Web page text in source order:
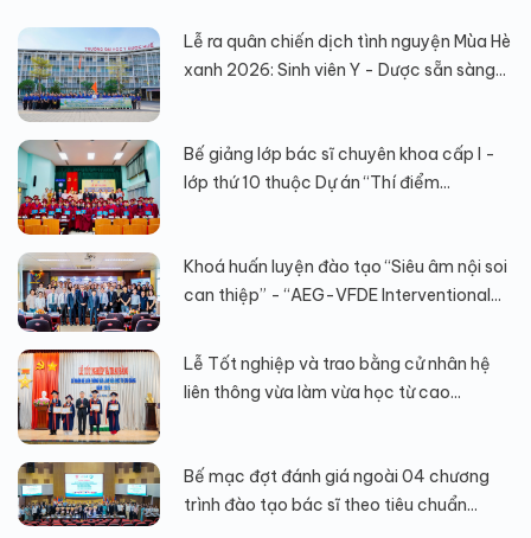
Lễ ra quân chiến dịch tình nguyện Mùa Hè
xanh 2026: Sinh viên Y - Dược sẵn sàng...
Bế giảng lớp bác sĩ chuyên khoa cấp I -
lớp thứ 10 thuộc Dự án “Thí điểm...
Khoá huấn luyện đào tạo “Siêu âm nội soi
can thiệp” - “AEG-VFDE Interventional...
Lễ Tốt nghiệp và trao bằng cử nhân hệ
liên thông vừa làm vừa học từ cao...
Bế mạc đợt đánh giá ngoài 04 chương
trình đào tạo bác sĩ theo tiêu chuẩn...